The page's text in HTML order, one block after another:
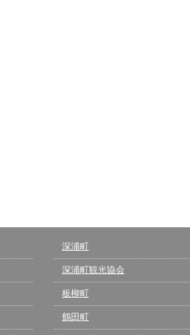
深浦町
深浦町観光協会
板柳町
鶴田町